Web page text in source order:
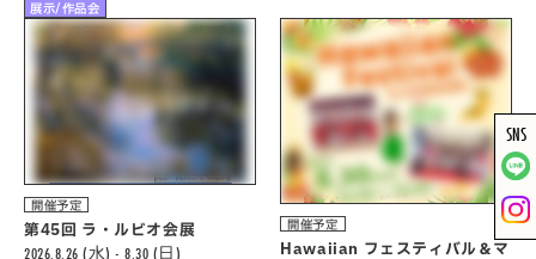
展示/作品会
開催予定
第45回 ラ・ルビオ会展
2026.8.26 (水) - 8.30 (日)
開催予定
Hawaiian フェスティバル＆マ
SNS